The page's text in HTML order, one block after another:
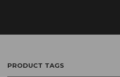
PRODUCT TAGS